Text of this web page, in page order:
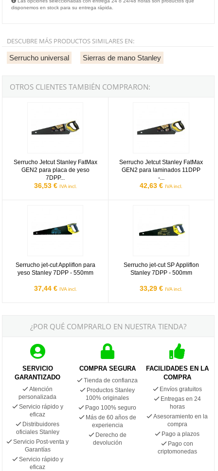
disponemos en stock para su entrega rápida.
DESCUBRE MÁS PRODUCTOS SIMILARES EN:
Serrucho universal Sierras de mano Stanley
OTROS CLIENTES TAMBIÉN COMPRARON:
Serrucho Jetcut Stanley FatMax
GEN2 para placa de yeso
7DPP...
36,53 € IVA incl.
Serrucho Jetcut Stanley FatMax
GEN2 para laminados 11DPP
-...
42,63 € IVA incl.
Serrucho jet-cut Appliflon para
yeso Stanley 7DPP - 550mm
37,44 € IVA incl.
Serrucho jet-cut SP Appliflon
Stanley 7DPP - 500mm
33,29 € IVA incl.
¿POR QUÉ COMPRARLO EN NUESTRA TIENDA?
SERVICIO
GARANTIZADO
Atención
personalizada
Servicio rápido y
eficaz
Distribuidores
oficiales Stanley
Servicio Post-venta y
Garantías
Servicio rápido y
eficaz
COMPRA SEGURA
Tienda de confianza
Productos Stanley
100% originales
Pago 100% seguro
Más de 60 años de
experiencia
Derecho de
devolución
FACILIDADES EN LA
COMPRA
Envíos gratuitos
Entregas en 24
horas
Asesoramiento en la
compra
Pago a plazos
Pago con
criptomonedas